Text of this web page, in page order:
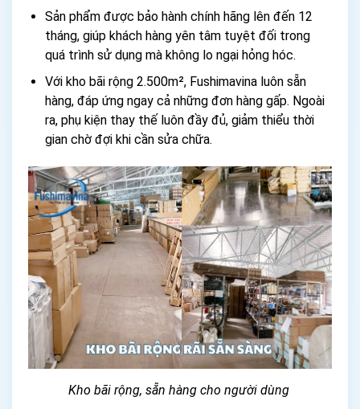
Sản phẩm được bảo hành chính hãng lên đến 12
tháng, giúp khách hàng yên tâm tuyệt đối trong
quá trình sử dụng mà không lo ngại hỏng hóc.
Với kho bãi rộng 2.500m², Fushimavina luôn sẵn
hàng, đáp ứng ngay cả những đơn hàng gấp. Ngoài
ra, phụ kiện thay thế luôn đầy đủ, giảm thiểu thời
gian chờ đợi khi cần sửa chữa.
Kho bãi rộng, sẵn hàng cho người dùng